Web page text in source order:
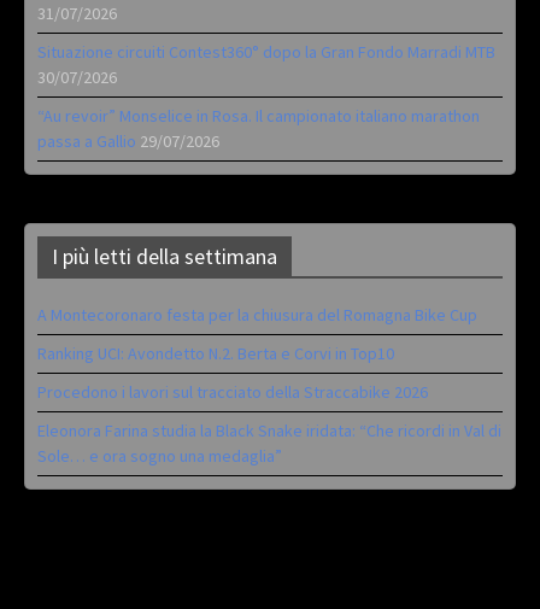
31/07/2026
Situazione circuiti Contest360° dopo la Gran Fondo Marradi MTB
30/07/2026
“Au revoir” Monselice in Rosa. Il campionato italiano marathon
passa a Gallio 29/07/2026
I più letti della settimana
A Montecoronaro festa per la chiusura del Romagna Bike Cup
Ranking UCI: Avondetto N.2. Berta e Corvi in Top10
Procedono i lavori sul tracciato della Straccabike 2026
Eleonora Farina studia la Black Snake iridata: “Che ricordi in Val di
Sole… e ora sogno una medaglia”